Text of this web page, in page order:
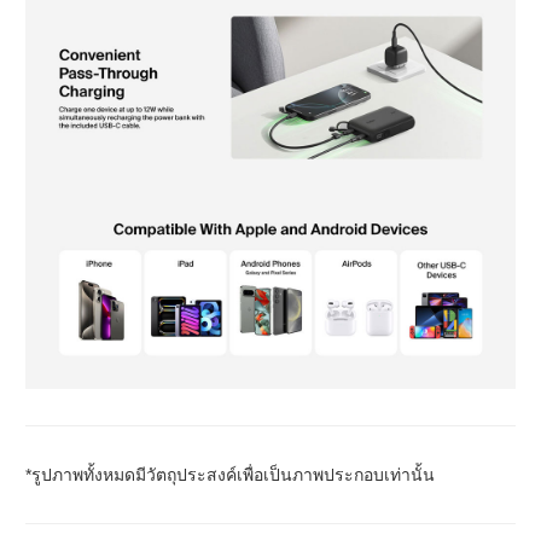
*รูปภาพทั้งหมดมีวัตถุประสงค์เพื่อเป็นภาพประกอบเท่านั้น